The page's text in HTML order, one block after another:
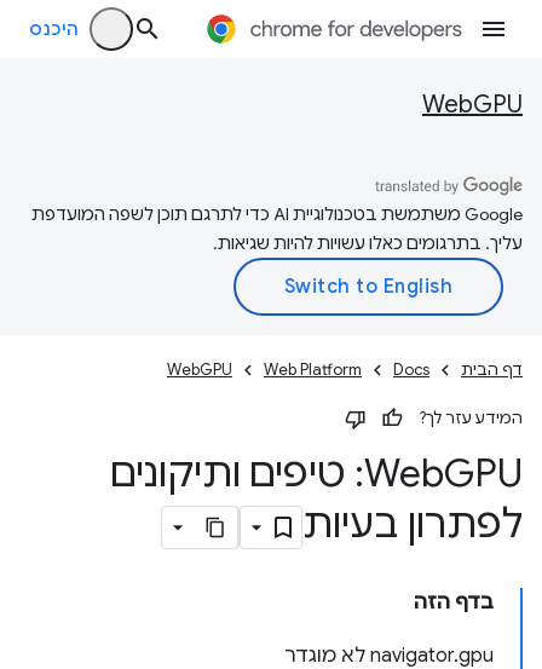
היכנס
WebGPU
‫Google משתמשת בטכנולוגיית AI כדי לתרגם תוכן לשפה המועדפת
עליך. בתרגומים כאלו עשויות להיות שגיאות.
דף הבית Docs
Web Platform
WebGPU
המידע עזר לך?
WebGPU: טיפים ותיקונים
לפתרון בעיות
בדף הזה
‫navigator.gpu לא מוגדר